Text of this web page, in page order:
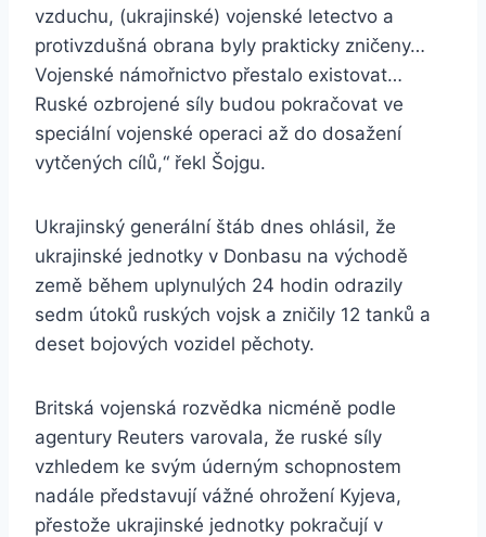
vzduchu, (ukrajinské) vojenské letectvo a
protivzdušná obrana byly prakticky zničeny…
Vojenské námořnictvo přestalo existovat…
Ruské ozbrojené síly budou pokračovat ve
speciální vojenské operaci až do dosažení
vytčených cílů,“ řekl Šojgu.
Ukrajinský generální štáb dnes ohlásil, že
ukrajinské jednotky v Donbasu na východě
země během uplynulých 24 hodin odrazily
sedm útoků ruských vojsk a zničily 12 tanků a
deset bojových vozidel pěchoty.
Britská vojenská rozvědka nicméně podle
agentury Reuters varovala, že ruské síly
vzhledem ke svým úderným schopnostem
nadále představují vážné ohrožení Kyjeva,
přestože ukrajinské jednotky pokračují v